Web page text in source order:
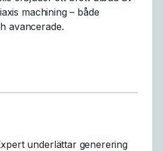
machining – både
avancerade.
Machining
underlättar generering